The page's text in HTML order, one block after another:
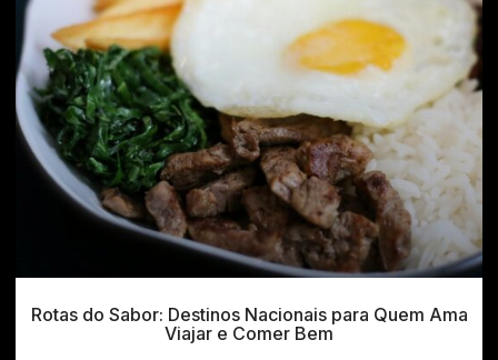
Rotas do Sabor: Destinos Nacionais para Quem Ama
Viajar e Comer Bem